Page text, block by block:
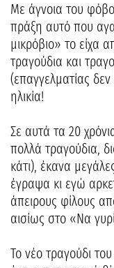
Με άγνοια του
πράξη αυτό που
μικρόβιο» το είχα
τραγούδια και
(επαγγελματίας
ηλικία!
Σε αυτά τα 20
πολλά τραγούδια,
κάτι), έκανα
έγραψα κι εγώ
άπειρους φίλους
αισίως στο «Να
Το νέο τραγούδι